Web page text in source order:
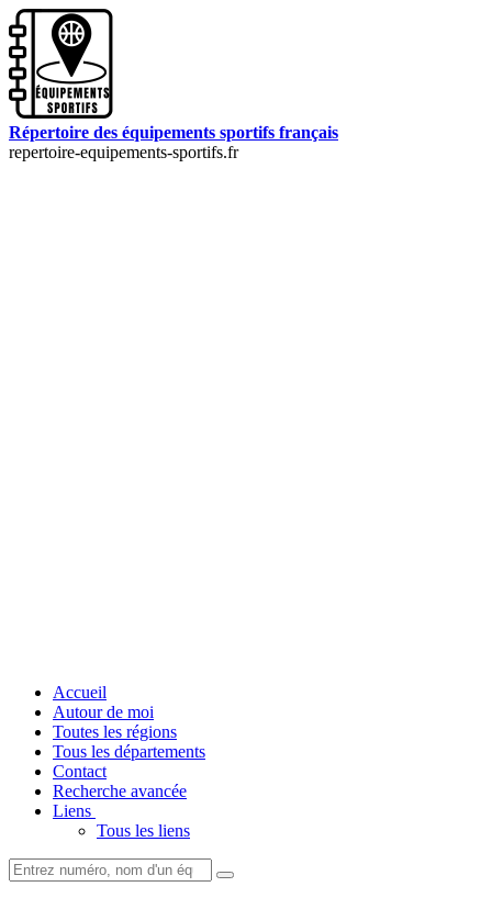
Répertoire des équipements sportifs français
repertoire-equipements-sportifs.fr
Accueil
Autour de moi
Toutes les régions
Tous les départements
Contact
Recherche avancée
Liens
Tous les liens